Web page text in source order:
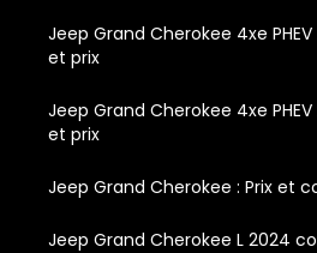
Jeep Grand Cherokee 4xe
et prix
Jeep Grand Cherokee 4xe
et prix
Jeep Grand Cherokee : Prix et
Jeep Grand Cherokee L 2024